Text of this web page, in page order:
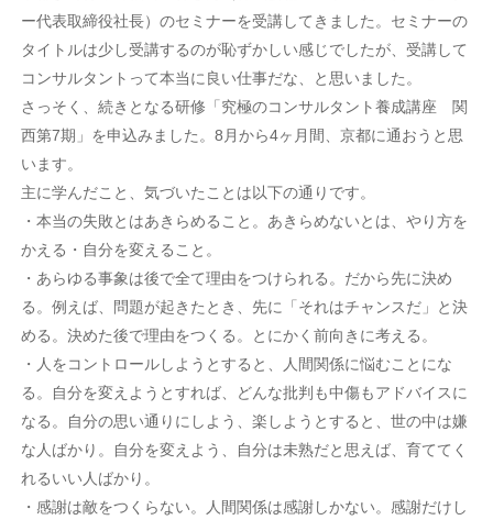
ー代表取締役社長）のセミナーを受講してきました。セミナーの
タイトルは少し受講するのが恥ずかしい感じでしたが、受講して
コンサルタントって本当に良い仕事だな、と思いました。
さっそく、続きとなる研修「究極のコンサルタント養成講座 関
西第7期」を申込みました。8月から4ヶ月間、京都に通おうと思
います。
主に学んだこと、気づいたことは以下の通りです。
・本当の失敗とはあきらめること。あきらめないとは、やり方を
かえる・自分を変えること。
・あらゆる事象は後で全て理由をつけられる。だから先に決め
る。例えば、問題が起きたとき、先に「それはチャンスだ」と決
める。決めた後で理由をつくる。とにかく前向きに考える。
・人をコントロールしようとすると、人間関係に悩むことにな
る。自分を変えようとすれば、どんな批判も中傷もアドバイスに
なる。自分の思い通りにしよう、楽しようとすると、世の中は嫌
な人ばかり。自分を変えよう、自分は未熟だと思えば、育ててく
れるいい人ばかり。
・感謝は敵をつくらない。人間関係は感謝しかない。感謝だけし